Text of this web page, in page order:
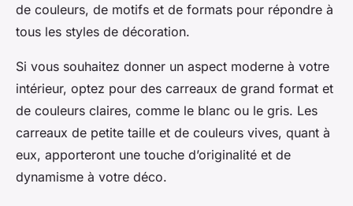
de couleurs, de motifs et de formats pour répondre à
tous les styles de décoration.
Si vous souhaitez donner un aspect moderne à votre
intérieur, optez pour des carreaux de grand format et
de couleurs claires, comme le blanc ou le gris. Les
carreaux de petite taille et de couleurs vives, quant à
eux, apporteront une touche d’originalité et de
dynamisme à votre déco.